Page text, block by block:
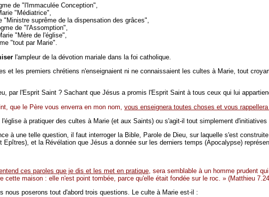
de "l'Immaculée Conception",
"Médiatrice",
"Ministre suprême de la dispensation des grâces",
de "l'Assomption",
"Mère de l'église",
"tout par Marie".
l'ampleur de la dévotion mariale dans la foi catholique.
et les premiers chrétiens n'enseignaient ni ne connaissaient les cultes à Marie, tout
par l'Esprit Saint ? Sachant que Jésus a promis l'Esprit Saint à tous ceux qui lui
que le Père vous enverra en mon nom, vous enseignera toutes choses et vous
l'église à pratiquer des cultes à Marie (et aux Saints) ou s'agit-il tout simplement
à une telle question, il faut interroger la Bible, Parole de Dieu, sur laquelle s'est
et la Révélation que Jésus a donnée sur les derniers temps (Apocalypse)
ces paroles que je dis et les met en pratique , sera semblable à un homme prudent
cette maison : elle n'est point tombée, parce qu'elle était fondée sur le roc. » (Matthieu
nous poserons tout d'abord trois questions. Le culte à Marie est-il :